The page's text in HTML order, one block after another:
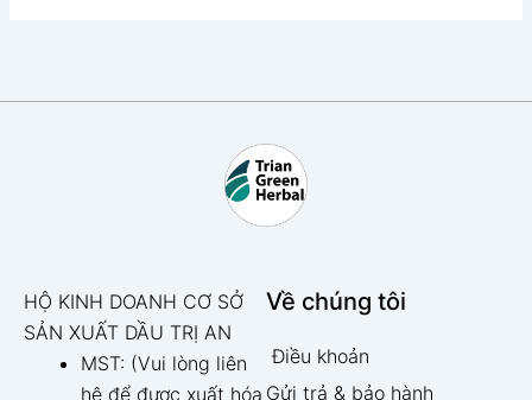
HỘ KINH DOANH CƠ SỞ
SẢN XUẤT DẦU TRỊ AN
MST: (Vui lòng liên
hệ để được xuất hóa
Về chúng tôi
Điều khoản
Gửi trả & bảo hành